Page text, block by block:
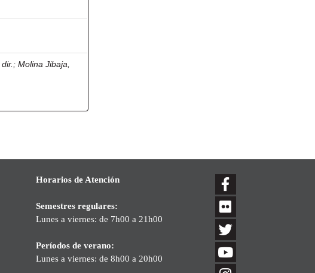
;Molina Jibaja,
Horarios de Atención
Semestres regulares:
Lunes a viernes: de 7h00 a 21h00
Períodos de verano:
Lunes a viernes: de 8h00 a 20h00